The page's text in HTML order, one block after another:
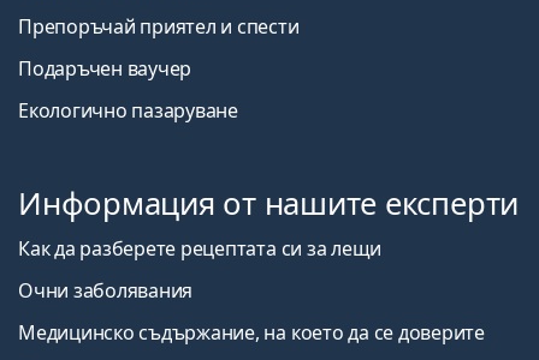
Препоръчай приятел и спести
Подаръчен ваучер
Екологично пазаруване
Информация от нашите експерти
Как да разберете рецептата си за лещи
Очни заболявания
Медицинско съдържание, на което да се доверите